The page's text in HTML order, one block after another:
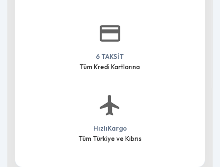
6 TAKSİT
Tüm Kredi Kartlarına
HızlıKargo
Tüm Türkiye ve Kıbrıs